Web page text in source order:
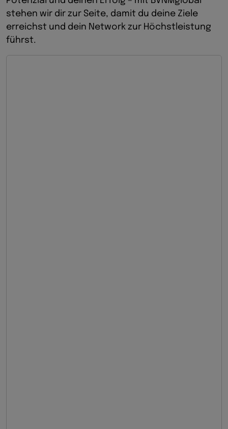
stehen wir dir zur Seite, damit du deine Ziele
erreichst und dein Network zur Höchstleistung
führst.